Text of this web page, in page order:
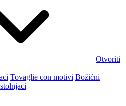
Otvoriti
Tovaglie con motivi Božićni